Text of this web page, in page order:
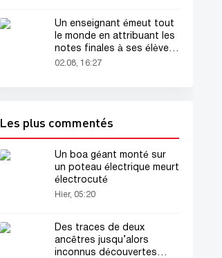
Un enseignant émeut tout
le monde en attribuant les
notes finales à ses élèves
avant sa mort
02.08, 16:27
Les plus commentés
Un boa géant monté sur
un poteau électrique meurt
électrocuté
Hier, 05:20
Des traces de deux
ancêtres jusqu’alors
inconnus découvertes